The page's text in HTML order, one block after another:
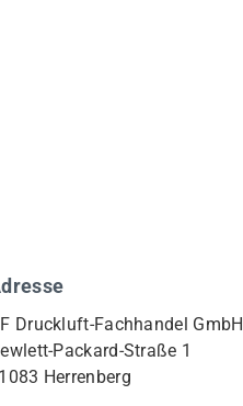
Druckluft-Fachhandel GmbH
Packard-Straße 1
Herrenberg